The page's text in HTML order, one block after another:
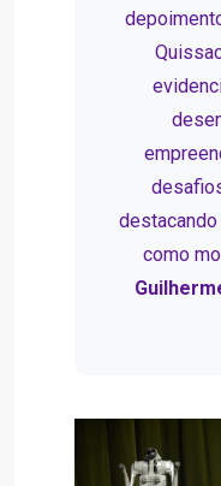
destacando
como